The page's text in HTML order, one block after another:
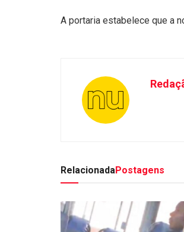
A portaria estabelece que a
RelacionadaPostagens